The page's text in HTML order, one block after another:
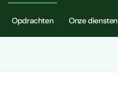
Opdrachten Onze diensten